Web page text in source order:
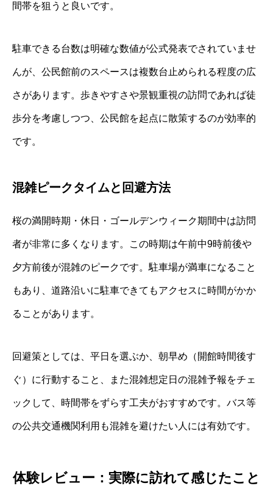
間帯を狙うと良いです。
駐車できる台数は明確な数値が公式発表でされていませ
んが、公民館前のスペースは複数台止められる程度の広
さがあります。歩きやすさや景観重視の訪問であれば徒
歩分を考慮しつつ、公民館を起点に散策するのが効率的
です。
混雑ピークタイムと回避方法
桜の満開時期・休日・ゴールデンウィーク期間中は訪問
者が非常に多くなります。この時期は午前中9時前後や
夕方前後が混雑のピークです。駐車場が満車になること
もあり、道路沿いに駐車できてもアクセスに時間がかか
ることがあります。
回避策としては、平日を選ぶか、朝早め（開館時間後す
ぐ）に行動すること、また混雑想定日の混雑予報をチェ
ックして、時間帯をずらす工夫がおすすめです。バス等
の公共交通機関利用も混雑を避けたい人には有効です。
体験レビュー：実際に訪れて感じたこと